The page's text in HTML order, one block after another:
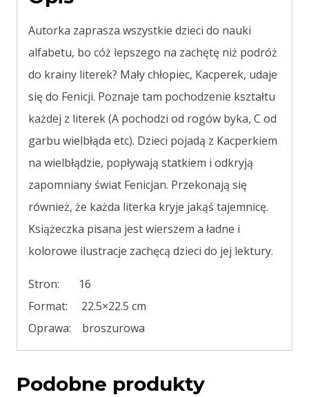
Autorka zaprasza wszystkie dzieci do nauki
alfabetu, bo cóż lepszego na zachętę niż podróż
do krainy literek? Mały chłopiec, Kacperek, udaje
się do Fenicji. Poznaje tam pochodzenie kształtu
każdej z literek (A pochodzi od rogów byka, C od
garbu wielbłąda etc). Dzieci pojadą z Kacperkiem
na wielbłądzie, popływają statkiem i odkryją
zapomniany świat Fenicjan. Przekonają się
również, że każda literka kryje jakąś tajemnicę.
Książeczka pisana jest wierszem a ładne i
kolorowe ilustracje zachęcą dzieci do jej lektury.
Stron: 16
Format: 22.5×22.5 cm
Oprawa: broszurowa
Podobne produkty